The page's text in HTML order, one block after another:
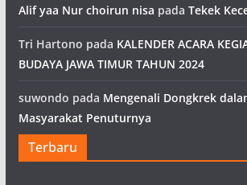
Alif yaa Nur choirun nisa pada Tekek
Tri Hartono pada KALENDER ACARA
BUDAYA JAWA TIMUR TAHUN 2024
suwondo pada Mengenali Dongkrek
Masyarakat Penuturnya
Terbaru